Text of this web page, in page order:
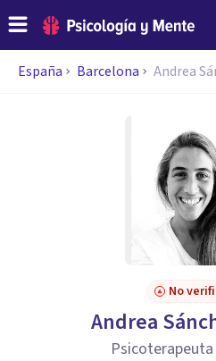
España Barcelona Andrea
No
Andrea